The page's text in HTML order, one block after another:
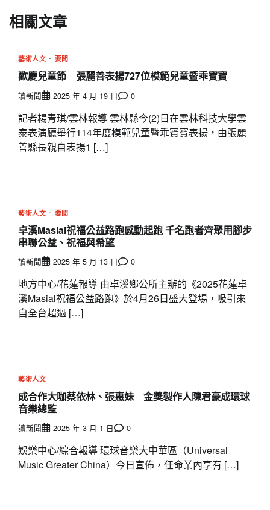
相關文章
藝術人文 要聞
歡慶兒童節 張麗善表揚727位模範兒童暨乖寶寶
讀新聞 2025 年 4 月 19 日 0
記者楊青琪/雲林報導 雲林縣今(2)日在雲林科技大學雲
泰表演廳舉行114年度模範兒童暨乖寶寶表揚，由張麗
善縣長親自表揚1 […]
藝術人文 要聞
卓溪Masial祝福公益路跑感動起跑 千名跑者齊聚用腳步
串聯公益、祝福與希望
讀新聞 2025 年 5 月 13 日 0
地方中心/花蓮報導 由卓溪鄉公所主辦的《2025花蓮卓
溪Masial祝福公益路跑》於4月26日盛大登場，吸引來
自全台超過 […]
藝術人文
成合作大咖蔡依林、張惠妹 金獎製作人陳君豪成環球
音樂總監
讀新聞 2025 年 3 月 1 日 0
娛樂中心/綜合報導 環球音樂大中華區（Universal
Music Greater China）今日宣佈，任命業內享有 […]